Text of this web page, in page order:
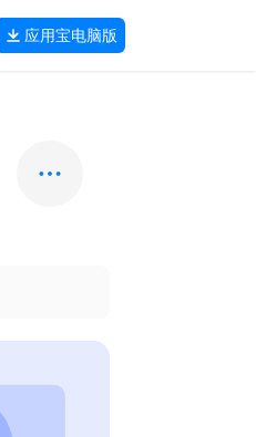
应用宝电脑版